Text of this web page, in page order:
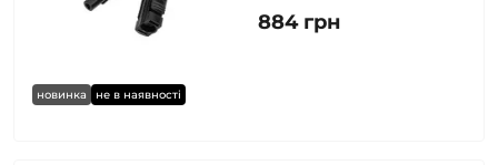
новинка не в наявності
884 грн